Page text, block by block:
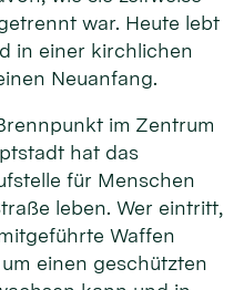
war. Heute lebt
in einer kirchlichen
Neuanfang.
im Zentrum
hat das
für Menschen
leben. Wer eintritt,
Waffen
einen geschützten